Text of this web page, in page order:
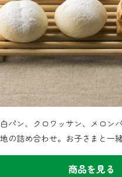
白パン、クロワッサン、メロン
地の詰め合わせ。お子さまと一
商品を見る